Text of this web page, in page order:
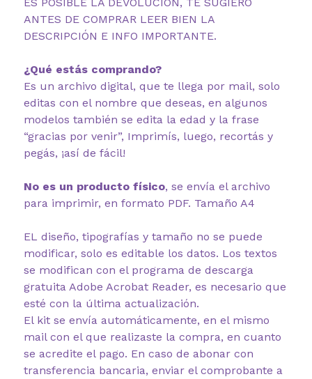
ANTES DE COMPRAR LEER BIEN LA
DESCRIPCIÓN E INFO IMPORTANTE.
¿Qué estás comprando?
Es un archivo digital, que te llega por mail, solo
editas con el nombre que deseas, en algunos
modelos también se edita la edad y la frase
“gracias por venir”, Imprimís, luego, recortás y
pegás, ¡así de fácil!
No es un producto físico, se envía el archivo
para imprimir, en formato PDF. Tamaño A4
EL diseño, tipografías y tamaño no se puede
modificar, solo es editable los datos. Los textos
se modifican con el programa de descarga
gratuita Adobe Acrobat Reader, es necesario que
esté con la última actualización.
El kit se envía automáticamente, en el mismo
mail con el que realizaste la compra, en cuanto
se acredite el pago. En caso de abonar con
transferencia bancaria, enviar el comprobante a